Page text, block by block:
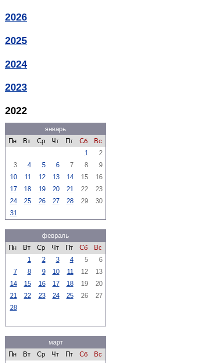
2026
2025
2024
2023
2022
январь
Пн
Вт Ср Чт Пт Сб
Вс
1
2
3
4 5 6 7 8
9
10
11 12 13 14 15
16
17
18 19 20 21 22
23
24
25 26 27 28 29
30
31
февраль
Пн
Вт Ср Чт Пт Сб
Вс
1
2 3 4 5
6
7
8 9 10 11 12
13
14
15 16 17 18 19
20
21
22 23 24 25 26
27
28
март
Пн
Вт Ср Чт Пт Сб
Вс